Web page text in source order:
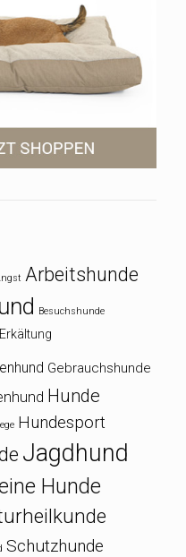
Arbeitshunde
Besuchshunde
Erkältung
Gebrauchshunde
Hunde
Hundesport
Jagdhund
Hunde
Schutzhunde